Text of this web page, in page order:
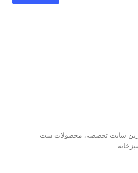
سایت تخصصی محصولات ست